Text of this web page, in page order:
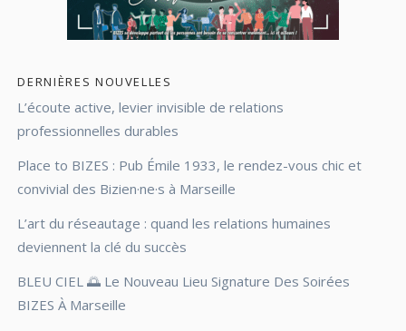
DERNIÈRES NOUVELLES
L’écoute active, levier invisible de relations
professionnelles durables
Place to BIZES : Pub Émile 1933, le rendez-vous chic et
convivial des Bizien·ne·s à Marseille
L’art du réseautage : quand les relations humaines
deviennent la clé du succès
BLEU CIEL 🌅 Le Nouveau Lieu Signature Des Soirées
BIZES À Marseille